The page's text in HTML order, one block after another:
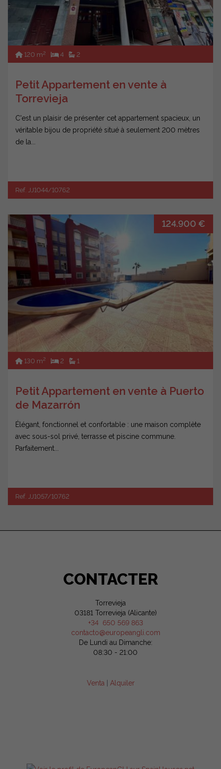
120 m2 4 2
Petit Appartement en vente à
Torrevieja
C'est un plaisir de présenter cet appartement spacieux, un
véritable bijou de propriété situé à seulement 200 mètres
de la...
Ref. JJ1044/10762
124.900 €
130 m2 2 1
Petit Appartement en vente à Puerto
de Mazarrón
Élégant, fonctionnel et confortable : une maison complète
avec sous-sol privé, terrasse et piscine commune.
Parfaitement...
Ref. JJ1057/10762
CONTACTER
Torrevieja
03181 Torrevieja (Alicante)
+34 650 569 863
contacto@europeangli.com
De Lundi au Dimanche:
08:30 - 21:00
Venta Alquiler